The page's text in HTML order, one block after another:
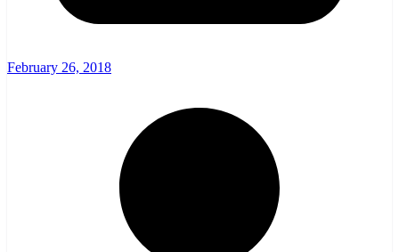
February 26, 2018